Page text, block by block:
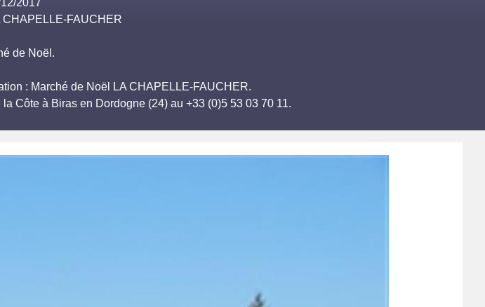
2017
CHAPELLE-FAUCHER
de Noël.
: Marché de Noël LA CHAPELLE-FAUCHER.
Côte à Biras en Dordogne (24) au +33 (0)5 53 03 70 11.